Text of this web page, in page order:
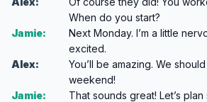
When do you start?
Jamie:
Next Monday. I’m a little
excited.
Alex:
You’ll be amazing. We
weekend!
Jamie:
That sounds great! Let’s